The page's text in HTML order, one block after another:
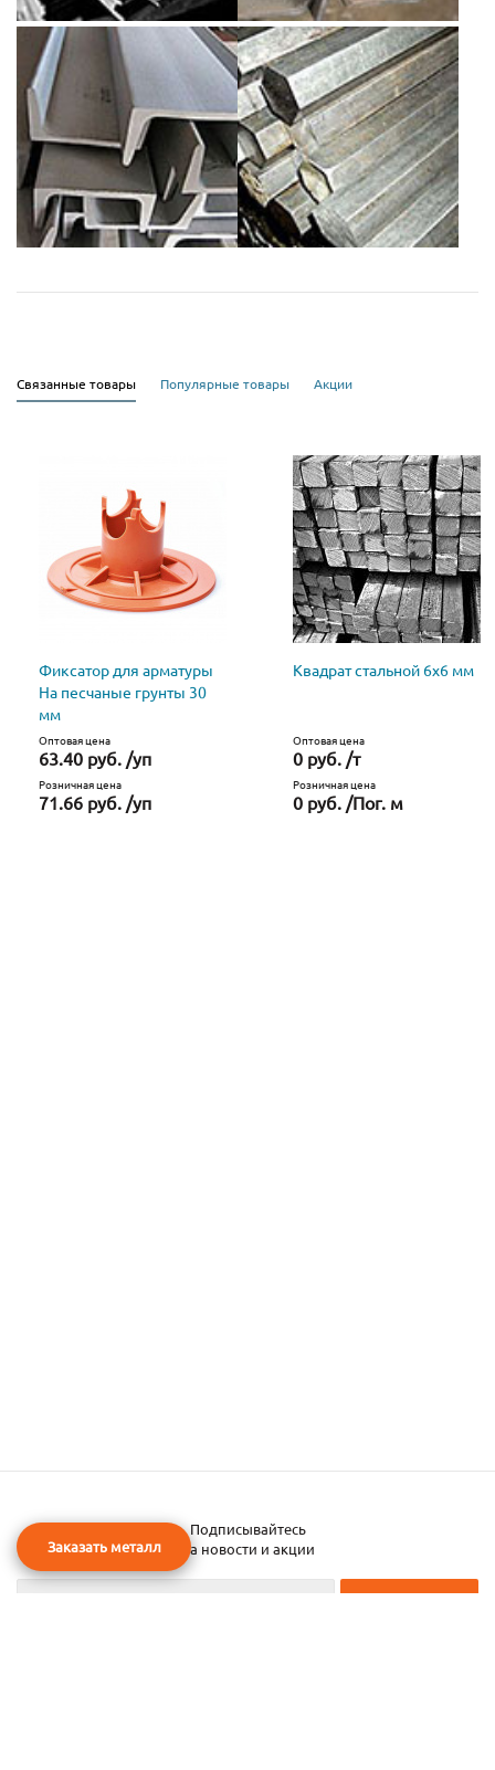
Связанные товары Популярные товары Акции
Фиксатор для арматуры
На песчаные грунты 30
мм
Оптовая цена
63.40 руб. /уп
Розничная цена
71.66 руб. /уп
Квадрат стальной 6х6 мм
Оптовая цена
0 руб. /т
Розничная цена
0 руб. /Пог. м
Подписывайтесь
на новости и акции
Заказать металл